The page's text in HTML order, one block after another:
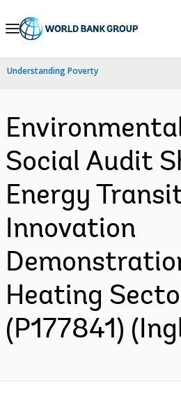
Skip
Navigation
Understanding Poverty
Social Audit
Energy
Innovation
Heating
(P177841)